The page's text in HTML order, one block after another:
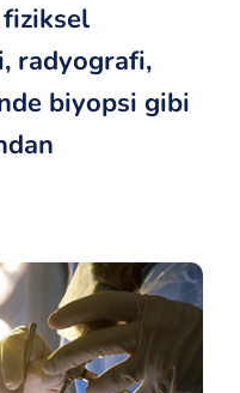
radyografi,
biyopsi gibi